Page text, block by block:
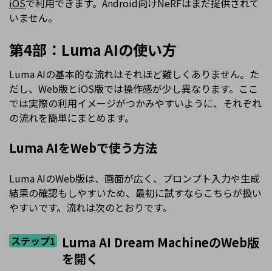
iOSで利用できます。Android向けNeRFはまだ提供されて
いません。
第4部：Luma AIの使い方
Luma AIの基本的な流れはそれほど難しくありません。た
だし、Web版とiOS版では操作感が少し異なります。ここ
では実際の利用イメージがつかみやすいように、それぞれ
の流れを簡単にまとめます。
Luma AIをWebで使う方法
Luma AIのWeb版は、画面が広く、プロンプト入力や生成
結果の確認もしやすいため、最初に試すならこちらが扱い
やすいです。流れは次のとおりです。
ステップ1 Luma AI Dream MachineのWeb版
を開く